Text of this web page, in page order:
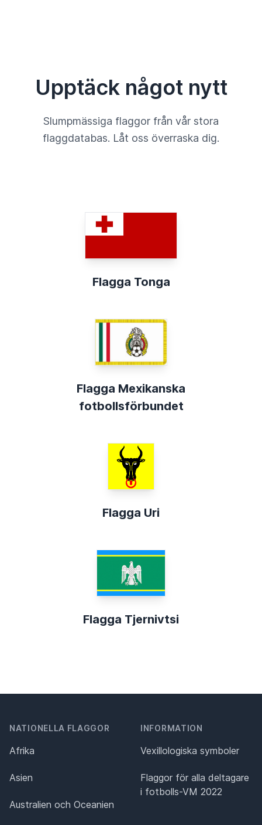
Upptäck något nytt
Slumpmässiga flaggor från vår stora
flaggdatabas. Låt oss överraska dig.
Flagga Tonga
Flagga Mexikanska
fotbollsförbundet
Flagga Uri
Flagga Tjernivtsi
NATIONELLA FLAGGOR
Afrika
Asien
Australien och Oceanien
INFORMATION
Vexillologiska symboler
Flaggor för alla deltagare
i fotbolls-VM 2022